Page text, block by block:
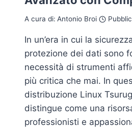
A cura di: Antonio Broi
In un’era in cui la
protezione dei dati sono
necessità di strumenti
più critica che mai. In
distribuzione Linux
distingue come una
professionisti e